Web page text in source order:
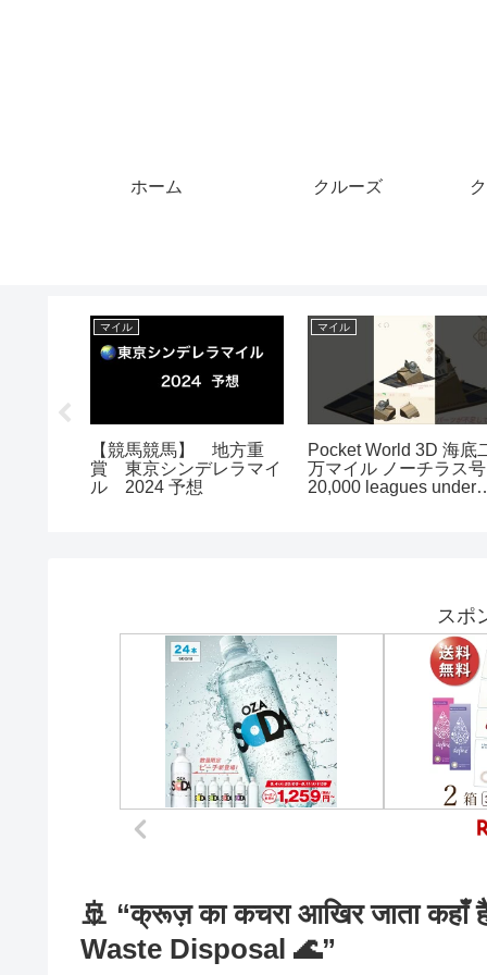
ホーム クルーズ
クレジットカードရဲ့
ခွင့် Limit 20万 →
→ 100万 ပြောင်း
クレジットカード ク
レカ コロナ検査詐欺
犯罪 被害 防止策
マイル
マイルス
のことを
のために
スポ
🚢 “क्रूज़ का कचरा आखिर जाता
Waste Disposal 🌊”